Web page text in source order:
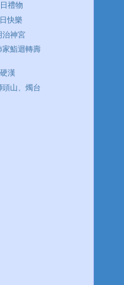
禮物
快樂
治神宮
家鮨迴轉壽
漢
頭山、燭台